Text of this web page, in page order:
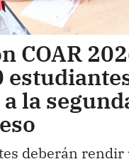
COAR
la
deberán rendir